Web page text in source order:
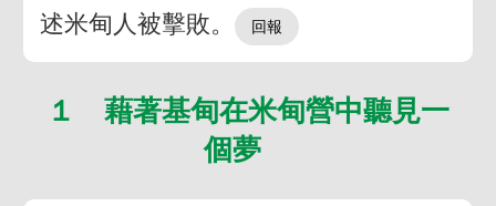
述米甸人被擊敗。
１ 藉著基甸在米甸營中聽見一
個夢